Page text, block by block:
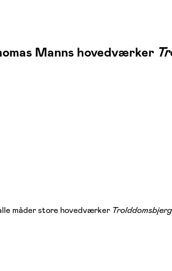
Manns hovedværker
måder store hovedværker